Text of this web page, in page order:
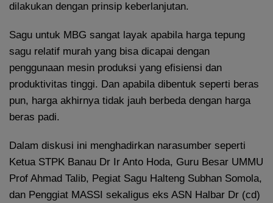
dilakukan dengan prinsip keberlanjutan.
Sagu untuk MBG sangat layak apabila harga tepung
sagu relatif murah yang bisa dicapai dengan
penggunaan mesin produksi yang efisiensi dan
produktivitas tinggi. Dan apabila dibentuk seperti beras
pun, harga akhirnya tidak jauh berbeda dengan harga
beras padi.
Dalam diskusi ini menghadirkan narasumber seperti
Ketua STPK Banau Dr Ir Anto Hoda, Guru Besar UMMU
Prof Ahmad Talib, Pegiat Sagu Halteng Subhan Somola,
dan Penggiat MASSI sekaligus eks ASN Halbar Dr (cd)